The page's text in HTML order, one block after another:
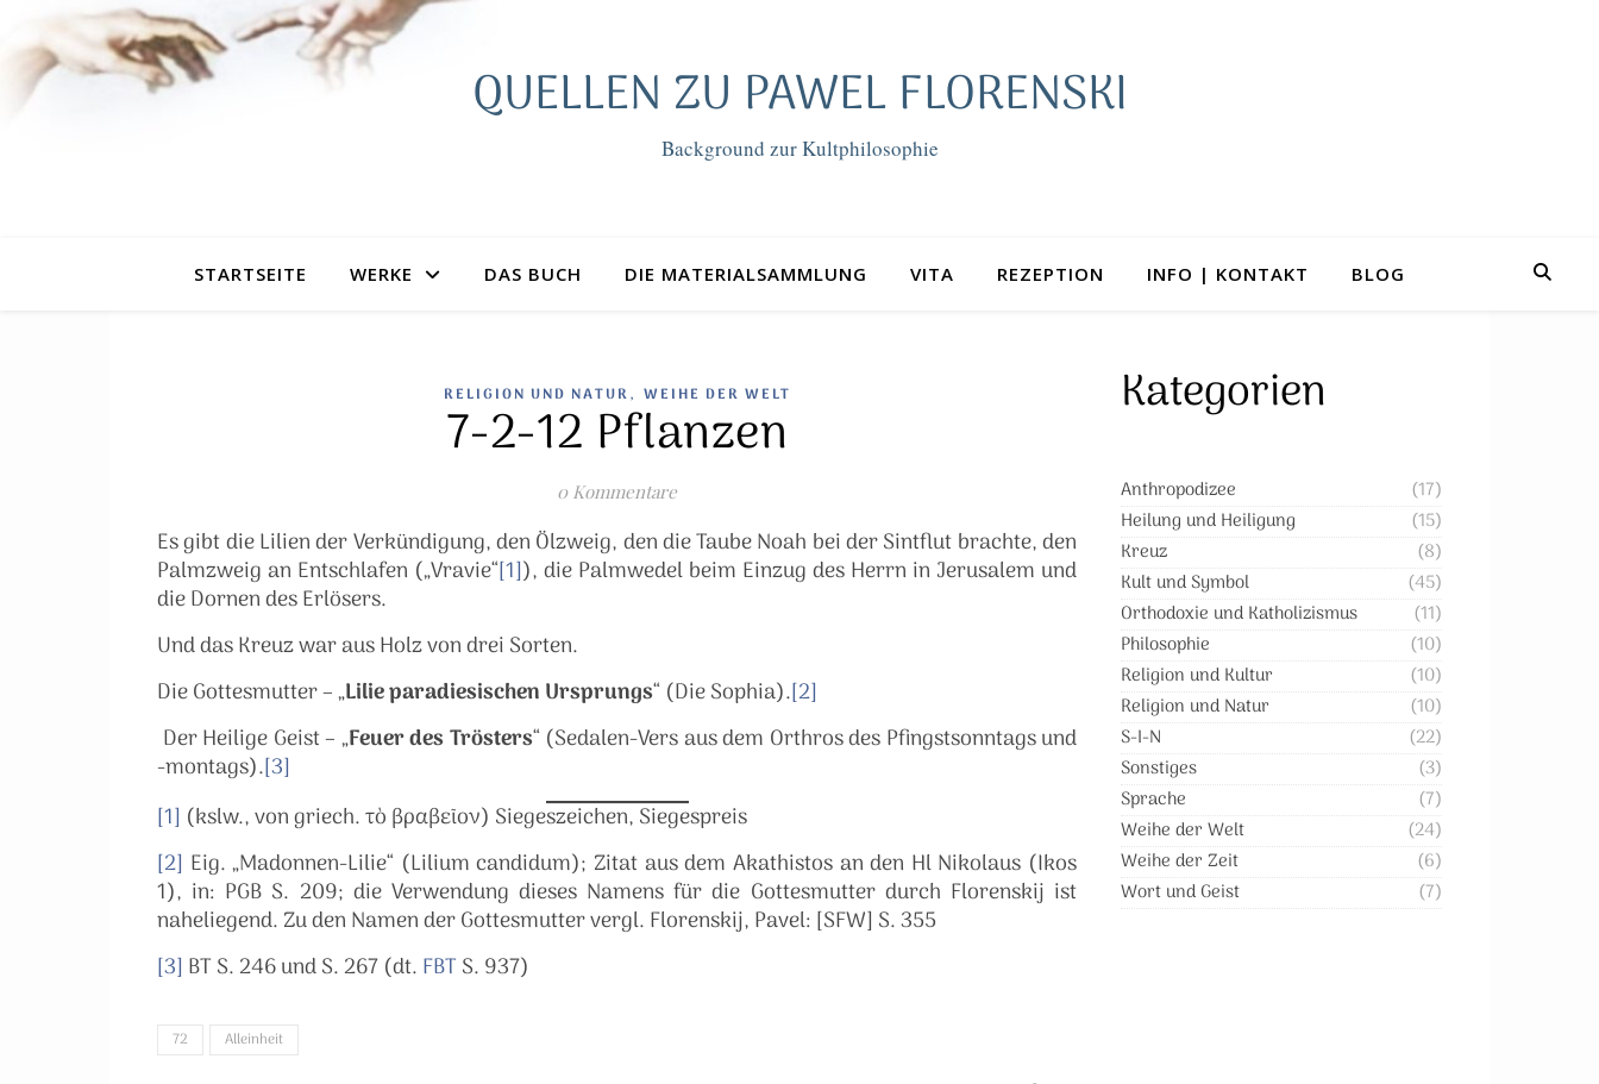
QUELLEN ZU PAWEL FLORENSKI
Background zur Kultphilosophie
STARTSEITE WERKE DAS BUCH DIE MATERIALSAMMLUNG VITA REZEPTION INFO | KONTAKT BLOG
RELIGION UND NATUR, WEIHE DER WELT
7-2-12 Pflanzen
0 Kommentare
Es gibt die Lilien der Verkündigung, den Ölzweig, den die Taube Noah bei der Sintflut brachte, den
Palmzweig an Entschlafen („Vravie“[1]), die Palmwedel beim Einzug des Herrn in Jerusalem und
die Dornen des Erlösers.
Und das Kreuz war aus Holz von drei Sorten.
Die Gottesmutter – „Lilie paradiesischen Ursprungs“ (Die Sophia).[2]
Der Heilige Geist – „Feuer des Trösters“ (Sedalen-Vers aus dem Orthros des Pfingstsonntags und
-montags).[3]
[1] (kslw., von griech. τὸ βραβεῖον) Siegeszeichen, Siegespreis
[2] Eig. „Madonnen-Lilie“ (Lilium candidum); Zitat aus dem Akathistos an den Hl Nikolaus (Ikos
1), in: PGB S. 209; die Verwendung dieses Namens für die Gottesmutter durch Florenskij ist
naheliegend. Zu den Namen der Gottesmutter vergl. Florenskij, Pavel: [SFW] S. 355
[3] BT S. 246 und S. 267 (dt. FBT S. 937)
72 Alleinheit
Kategorien
Anthropodizee
(17)
Heilung und Heiligung
(15)
Kreuz
(8)
Kult und Symbol
(45)
Orthodoxie und Katholizismus
(11)
Philosophie
(10)
Religion und Kultur
(10)
Religion und Natur
(10)
S-I-N
(22)
Sonstiges
(3)
Sprache
(7)
Weihe der Welt
(24)
Weihe der Zeit
(6)
Wort und Geist
(7)